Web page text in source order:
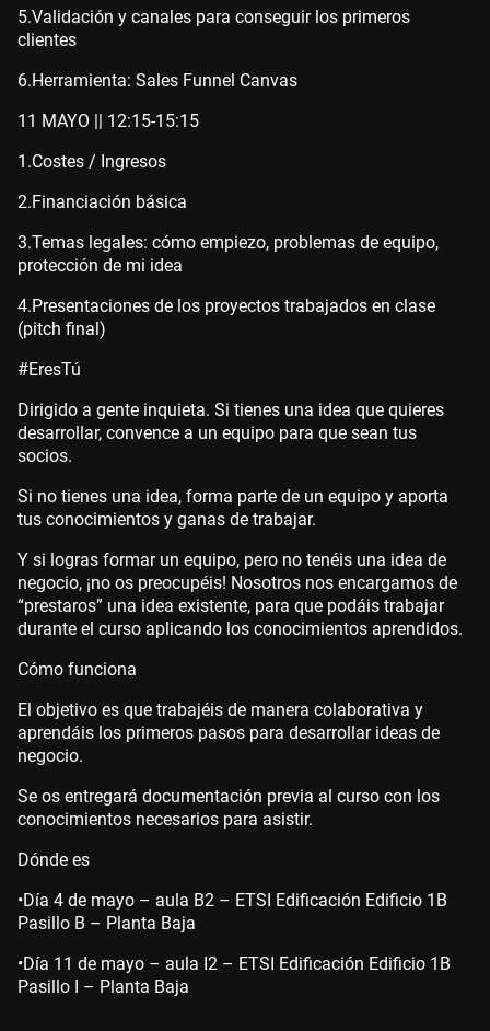
5.Validación y canales para conseguir los primeros
clientes
6.Herramienta: Sales Funnel Canvas
11 MAYO || 12:15-15:15
1.Costes / Ingresos
2.Financiación básica
3.Temas legales: cómo empiezo, problemas de equipo,
protección de mi idea
4.Presentaciones de los proyectos trabajados en clase
(pitch final)
#EresTú
Dirigido a gente inquieta. Si tienes una idea que quieres
desarrollar, convence a un equipo para que sean tus
socios.
Si no tienes una idea, forma parte de un equipo y aporta
tus conocimientos y ganas de trabajar.
Y si logras formar un equipo, pero no tenéis una idea de
negocio, ¡no os preocupéis! Nosotros nos encargamos de
“prestaros” una idea existente, para que podáis trabajar
durante el curso aplicando los conocimientos aprendidos.
Cómo funciona
El objetivo es que trabajéis de manera colaborativa y
aprendáis los primeros pasos para desarrollar ideas de
negocio.
Se os entregará documentación previa al curso con los
conocimientos necesarios para asistir.
Dónde es
•Día 4 de mayo – aula B2 – ETSI Edificación Edificio 1B
Pasillo B – Planta Baja
•Día 11 de mayo – aula I2 – ETSI Edificación Edificio 1B
Pasillo I – Planta Baja